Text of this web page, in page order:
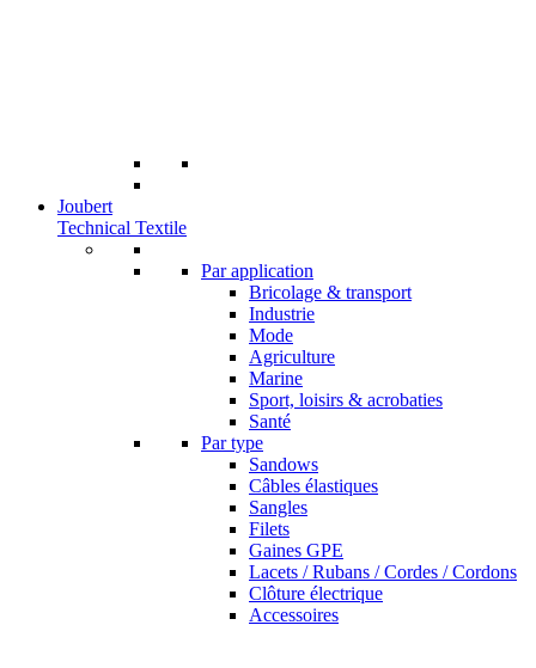
Joubert
Technical Textile
Par application
Bricolage & transport
Industrie
Mode
Agriculture
Marine
Sport, loisirs & acrobaties
Santé
Par type
Sandows
Câbles élastiques
Sangles
Filets
Gaines GPE
Lacets / Rubans / Cordes / Cordons
Clôture électrique
Accessoires